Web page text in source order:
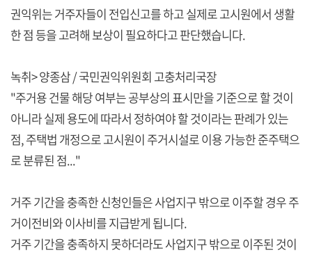
권익위는 거주자들이 전입신고를 하고 실제로 고시원에서 생활
한 점 등을 고려해 보상이 필요하다고 판단했습니다.
녹취> 양종삼 / 국민권익위원회 고충처리국장
"주거용 건물 해당 여부는 공부상의 표시만을 기준으로 할 것이
아니라 실제 용도에 따라서 정하여야 할 것이라는 판례가 있는
점, 주택법 개정으로 고시원이 주거시설로 이용 가능한 준주택으
로 분류된 점..."
거주 기간을 충족한 신청인들은 사업지구 밖으로 이주할 경우 주
거이전비와 이사비를 지급받게 됩니다.
거주 기간을 충족하지 못하더라도 사업지구 밖으로 이주된 것이